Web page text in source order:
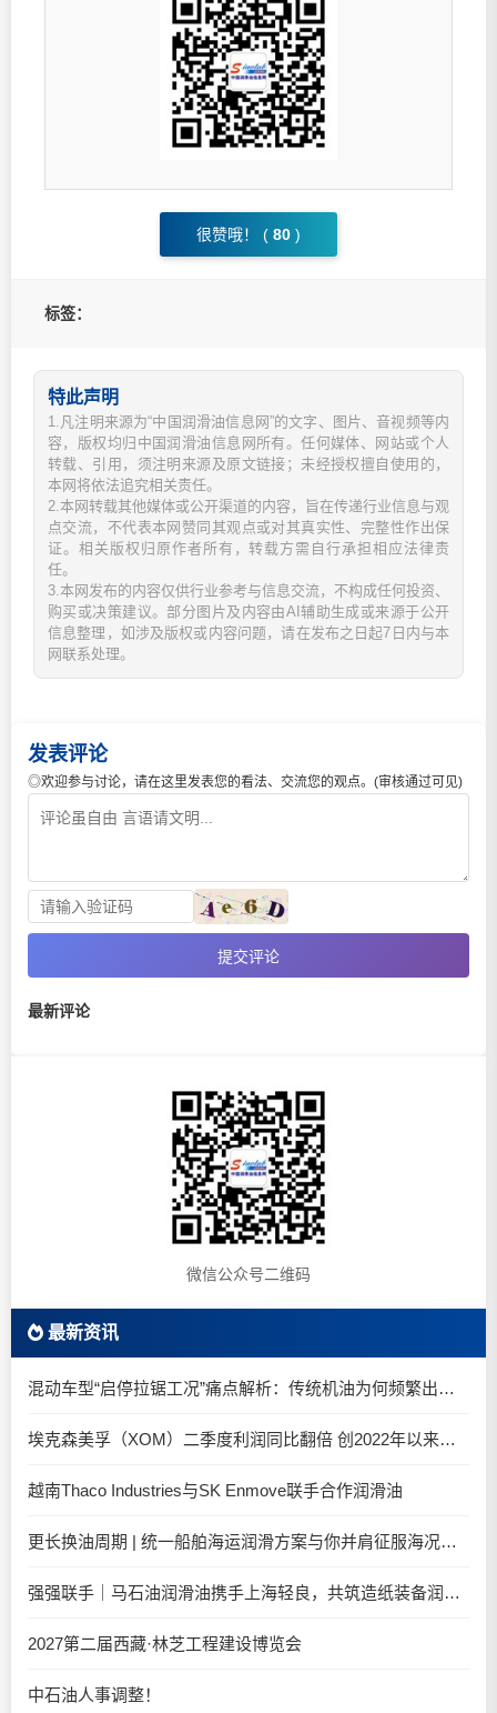
很赞哦！ ( 80 )
标签：
特此声明
1.凡注明来源为“中国润滑油信息网”的文字、图片、音视频等内
容，版权均归中国润滑油信息网所有。任何媒体、网站或个人
转载、引用，须注明来源及原文链接；未经授权擅自使用的，
本网将依法追究相关责任。
2.本网转载其他媒体或公开渠道的内容，旨在传递行业信息与观
点交流，不代表本网赞同其观点或对其真实性、完整性作出保
证。相关版权归原作者所有，转载方需自行承担相应法律责
任。
3.本网发布的内容仅供行业参考与信息交流，不构成任何投资、
购买或决策建议。部分图片及内容由AI辅助生成或来源于公开
信息整理，如涉及版权或内容问题，请在发布之日起7日内与本
网联系处理。
发表评论
◎欢迎参与讨论，请在这里发表您的看法、交流您的观点。(审核通过可见)
提交评论
最新评论
微信公众号二维码
最新资讯
混动车型“启停拉锯工况”痛点解析：传统机油为何频繁出现油泥堆积？
埃克森美孚（XOM）二季度利润同比翻倍 创2022年以来新高
越南Thaco Industries与SK Enmove联手合作润滑油
更长换油周期 | 统一船舶海运润滑方案与你并肩征服海况运维考验
强强联手｜马石油润滑油携手上海轻良，共筑造纸装备润滑新生态
2027第二届西藏·林芝工程建设博览会
中石油人事调整！